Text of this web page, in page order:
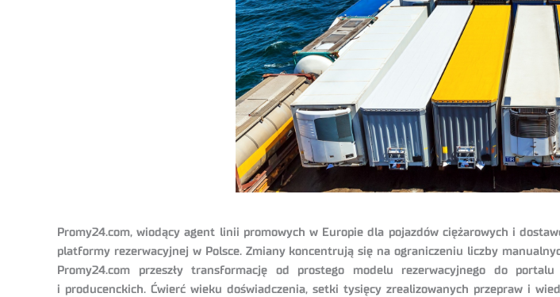
Promy24.com, wiodący agent linii promowych w Europie dla pojazdów ciężarowych i
platformy rezerwacyjnej w Polsce. Zmiany koncentrują się na ograniczeniu liczby
Promy24.com przeszły transformację od prostego modelu rezerwacyjnego do
i producenckich. Ćwierć wieku doświadczenia, setki tysięcy zrealizowanych przepraw i